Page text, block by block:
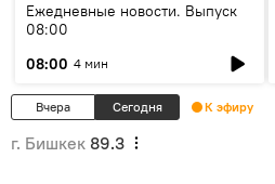
Ежедневные новости. Выпуск
08:00
08:00 4 мин
Вчера Сегодня К эфиру
г. Бишкек 89.3